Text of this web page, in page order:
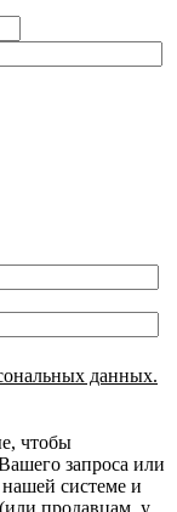
данных.
чтобы
запроса или
системе и
продавцам, у